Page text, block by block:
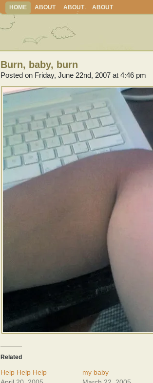
HOME ABOUT ABOUT ABOUT
Burn, baby, burn
Posted on Friday, June 22nd, 2007 at 4:46 pm
Related
Help Help Help
my baby